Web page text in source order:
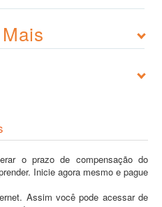
o prazo de compensação do
Inicie agora mesmo e pague
Assim você pode acessar de